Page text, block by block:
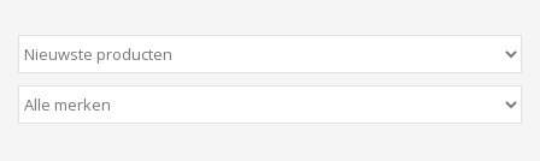
Wenskaarten
Zeeuws/Streek